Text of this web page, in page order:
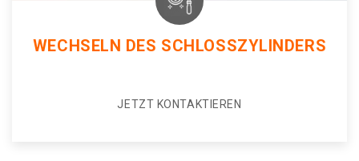
WECHSELN DES SCHLOSSZYLINDERS
JETZT KONTAKTIEREN